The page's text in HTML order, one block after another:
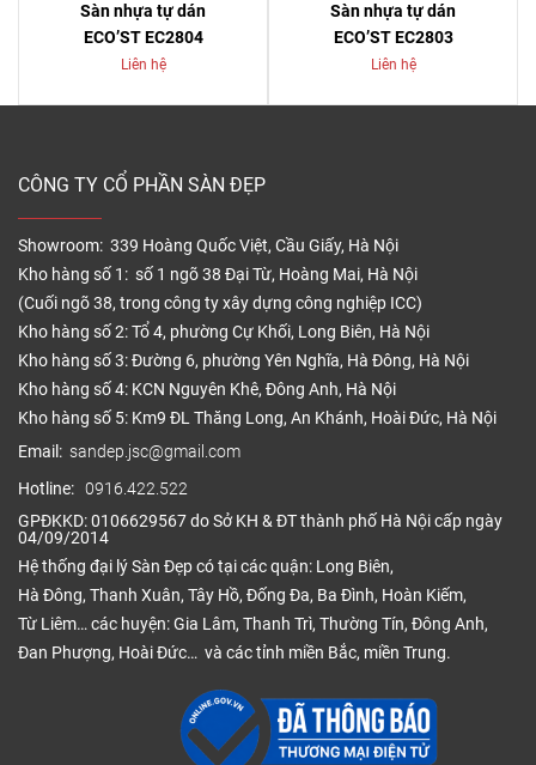
Sàn nhựa tự dán
ECO’ST EC2804
Liên hệ
Sàn nhựa tự dán
ECO’ST EC2803
Liên hệ
CÔNG TY CỔ PHẦN SÀN ĐẸP
Showroom: 339 Hoàng Quốc Việt, Cầu Giấy, Hà Nội
Kho hàng số 1: số 1 ngõ 38 Đại Từ, Hoàng Mai, Hà Nội
(Cuối ngõ 38, trong công ty xây dựng công nghiệp ICC)
Kho hàng số 2: Tổ 4, phường Cự Khối, Long Biên, Hà Nội
Kho hàng số 3: Đường 6, phường Yên Nghĩa, Hà Đông, Hà Nội
Kho hàng số 4: KCN Nguyên Khê, Đông Anh, Hà Nội
Kho hàng số 5: Km9 ĐL Thăng Long, An Khánh, Hoài Đức, Hà Nội
Email: sandep.jsc@gmail.com
Hotline: 0916.422.522
GPĐKKD: 0106629567 do Sở KH & ĐT thành phố Hà Nội cấp ngày
04/09/2014
Hệ thống đại lý Sàn Đẹp có tại các quận: Long Biên,
Hà Đông, Thanh Xuân, Tây Hồ, Đống Đa, Ba Đình, Hoàn Kiếm,
Từ Liêm… các huyện: Gia Lâm, Thanh Trì, Thường Tín, Đông Anh,
Đan Phượng, Hoài Đức… và các tỉnh miền Bắc, miền Trung.